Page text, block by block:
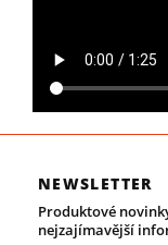
NEWSLETTER
Produktové
nejzajímavější